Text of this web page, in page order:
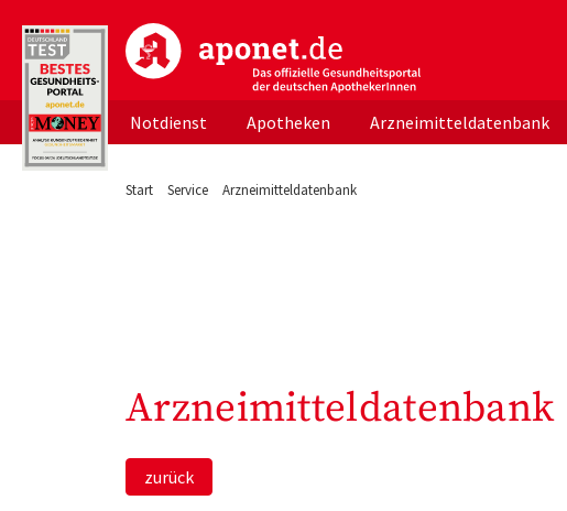
aponet.de - Das offizielle Gesundheitsportal der
Notdienst Apotheken Arzneimitteldatenbank
Start Service Arzneimitteldatenbank
Arzneimitteldatenbank
zurück